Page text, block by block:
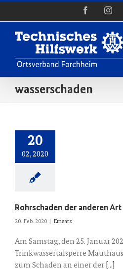
Facebook
wasserschaden
20
02, 2020
Rohrschaden der anderen Art
20. Feb. 2020 Einsatz
Am Samstag, den 25. Januar
Trinkwassertalsperre
zum Schaden an einer der [...]